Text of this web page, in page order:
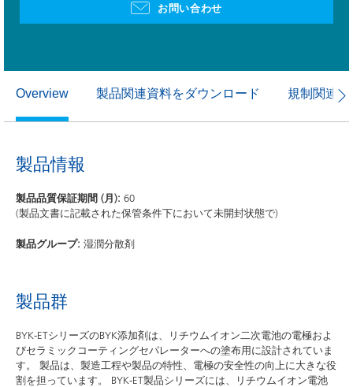
お問い合わせ
Overview 製品関連資料をダウンロード 規制関連
製品情報
製品品質保証期間 (月): 60
(製品文書に記載された保管条件下において未開封状態で)
製品グループ: 湿潤分散剤
製品群
BYK-ETシリーズのBYK添加剤は、リチウムイオン二次電池の電極およ
びセラミックコーティングセパレーターへの塗布用に設計されていま
す。 製品は、製造工程や製品の特性、電極の安全性の向上に大きな役
割を担っています。 BYK-ET製品シリーズには、リチウムイオン電池